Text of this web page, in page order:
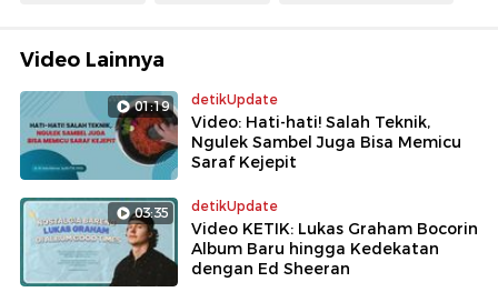
Video Lainnya
01:19 detikUpdate
Video: Hati-hati! Salah Teknik,
Ngulek Sambel Juga Bisa Memicu
Saraf Kejepit
03:35 detikUpdate
Video KETIK: Lukas Graham Bocorin
Album Baru hingga Kedekatan
dengan Ed Sheeran